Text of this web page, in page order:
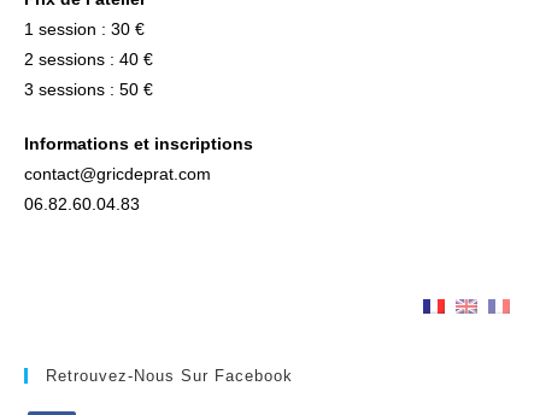
1 session : 30 €
2 sessions : 40 €
3 sessions : 50 €
Informations et inscriptions
contact@gricdeprat.com
06.82.60.04.83
Retrouvez-Nous Sur Facebook